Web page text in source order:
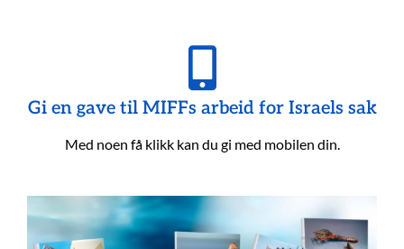
Gi en gave til MIFFs arbeid for Israels sak
Med noen få klikk kan du gi med mobilen din.